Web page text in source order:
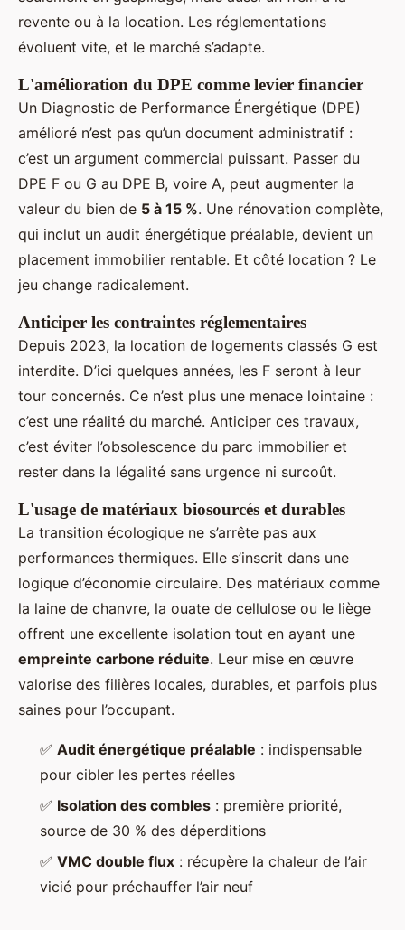
revente ou à la location. Les réglementations
évoluent vite, et le marché s’adapte.
L'amélioration du DPE comme levier financier
Un Diagnostic de Performance Énergétique (DPE)
amélioré n’est pas qu’un document administratif :
c’est un argument commercial puissant. Passer du
DPE F ou G au DPE B, voire A, peut augmenter la
valeur du bien de 5 à 15 %. Une rénovation complète,
qui inclut un audit énergétique préalable, devient un
placement immobilier rentable. Et côté location ? Le
jeu change radicalement.
Anticiper les contraintes réglementaires
Depuis 2023, la location de logements classés G est
interdite. D’ici quelques années, les F seront à leur
tour concernés. Ce n’est plus une menace lointaine :
c’est une réalité du marché. Anticiper ces travaux,
c’est éviter l’obsolescence du parc immobilier et
rester dans la légalité sans urgence ni surcoût.
L'usage de matériaux biosourcés et durables
La transition écologique ne s’arrête pas aux
performances thermiques. Elle s’inscrit dans une
logique d’économie circulaire. Des matériaux comme
la laine de chanvre, la ouate de cellulose ou le liège
offrent une excellente isolation tout en ayant une
empreinte carbone réduite. Leur mise en œuvre
valorise des filières locales, durables, et parfois plus
saines pour l’occupant.
✅ Audit énergétique préalable : indispensable
pour cibler les pertes réelles
✅ Isolation des combles : première priorité,
source de 30 % des déperditions
✅ VMC double flux : récupère la chaleur de l’air
vicié pour préchauffer l’air neuf